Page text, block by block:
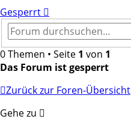
Gesperrt
0 Themen • Seite 1 von 1
Das Forum ist gesperrt
Zurück zur Foren-Übersicht
Gehe zu